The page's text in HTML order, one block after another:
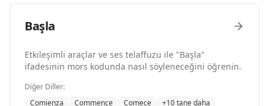
Başla
Etkileşimli araçlar ve ses telaffuzu ile "Başla"
ifadesinin mors kodunda nasıl söyleneceğini öğrenin.
Diğer Diller:
Comienza
Commence Comece +10 tane daha